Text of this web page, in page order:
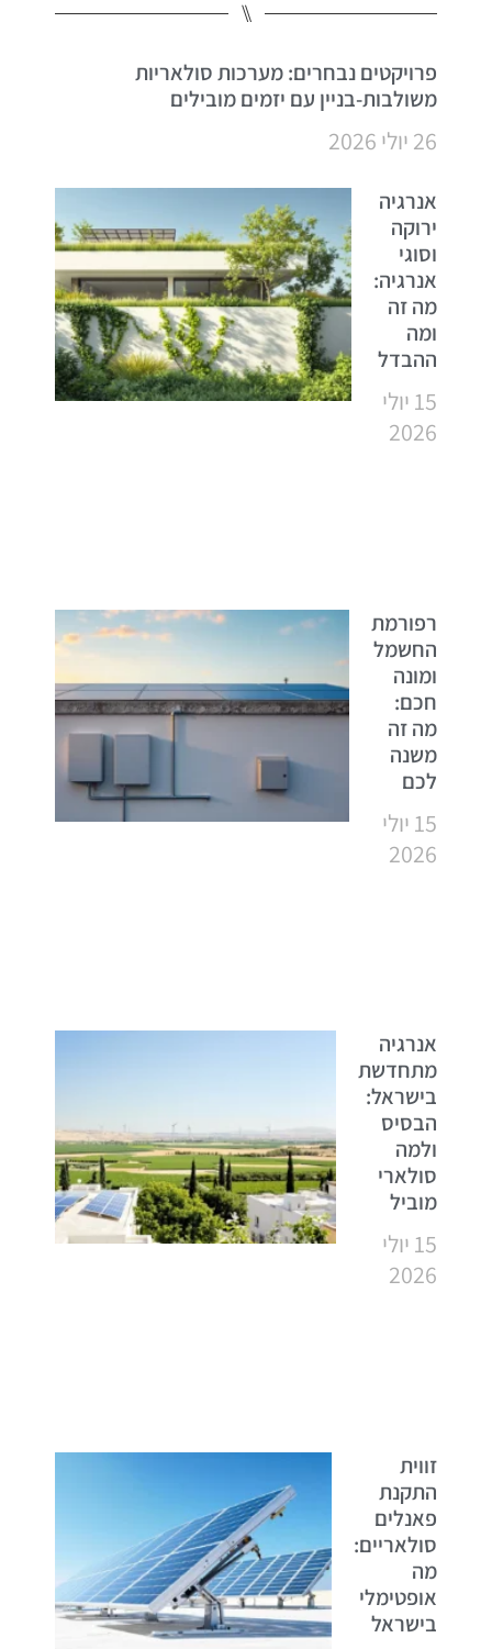
⑊
פרויקטים נבחרים: מערכות סולאריות
משולבות-בניין עם יזמים מובילים
26 יולי 2026
אנרגיה
ירוקה
וסוגי
אנרגיה:
מה זה
ומה
ההבדל
15 יולי
2026
רפורמת
החשמל
ומונה
חכם:
מה זה
משנה
לכם
15 יולי
2026
אנרגיה
מתחדשת
בישראל:
הבסיס
ולמה
סולארי
מוביל
15 יולי
2026
זווית
התקנת
פאנלים
סולאריים:
מה
אופטימלי
בישראל